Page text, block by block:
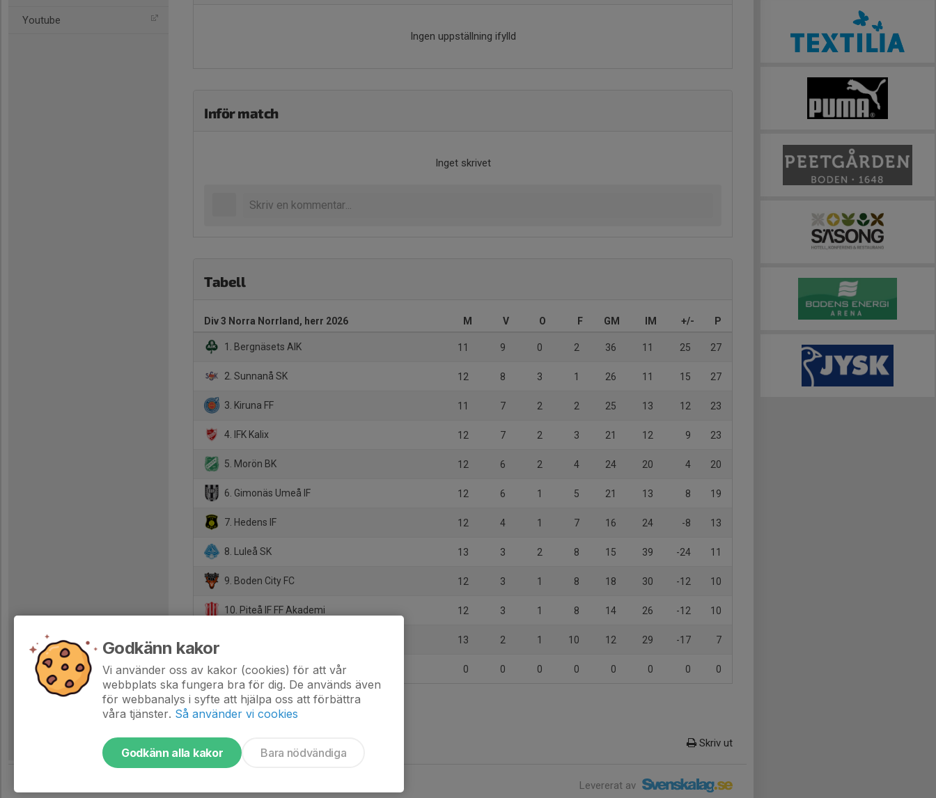
Youtube
Ingen uppställning ifylld
Inför match
Inget skrivet
Tabell
Div 3 Norra Norrland, herr 2026 M V O F GM IM +/- P
1. Bergnäsets AIK 11 9 0 2 36 11 25 27
2. Sunnanå SK 12 8 3 1 26 11 15 27
3. Kiruna FF 11 7 2 2 25 13 12 23
4. IFK Kalix 12 7 2 3 21 12 9 23
5. Morön BK 12 6 2 4 24 20 4 20
6. Gimonäs Umeå IF 12 6 1 5 21 13 8 19
7. Hedens IF 12 4 1 7 16 24 -8 13
8. Luleå SK 13 3 2 8 15 39 -24 11
9. Boden City FC 12 3 1 8 18 30 -12 10
10. Piteå IF FF Akademi 12 3 1 8 14 26 -12 10
13 2 1 10 12 29 -17 7
12. OhtanaPajala FF 0 0 0 0 0 0 0 0
Skriv ut
Levererat av
Godkänn kakor
Vi använder oss av kakor (cookies) för att vår
webbplats ska fungera bra för dig. De används även
för webbanalys i syfte att hjälpa oss att förbättra
våra tjänster. Så använder vi cookies
Godkänn alla kakor Bara nödvändiga